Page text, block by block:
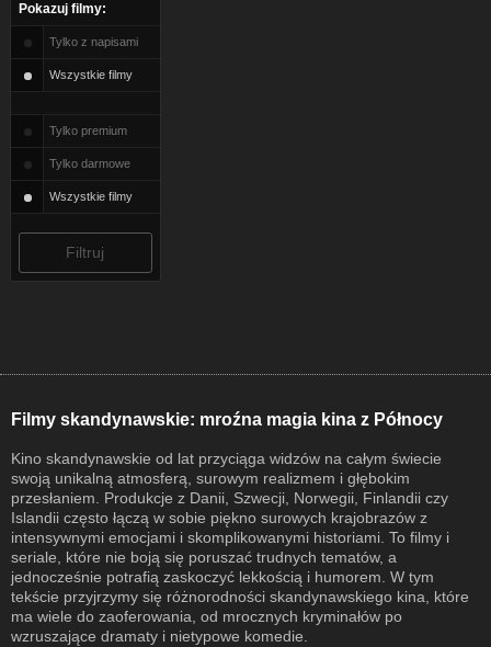
Pokazuj filmy:
Tylko z napisami
Wszystkie filmy
Tylko premium
Tylko darmowe
Wszystkie filmy
Filmy skandynawskie: mroźna magia kina z Północy
Kino skandynawskie od lat przyciąga widzów na całym świecie
swoją unikalną atmosferą, surowym realizmem i głębokim
przesłaniem. Produkcje z Danii, Szwecji, Norwegii, Finlandii czy
Islandii często łączą w sobie piękno surowych krajobrazów z
intensywnymi emocjami i skomplikowanymi historiami. To filmy i
seriale, które nie boją się poruszać trudnych tematów, a
jednocześnie potrafią zaskoczyć lekkością i humorem. W tym
tekście przyjrzymy się różnorodności skandynawskiego kina, które
ma wiele do zaoferowania, od mrocznych kryminałów po
wzruszające dramaty i nietypowe komedie.